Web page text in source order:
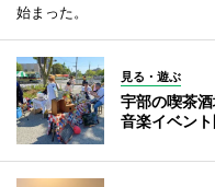
始まった。
見る・遊ぶ
宇部の喫茶
音楽イベン